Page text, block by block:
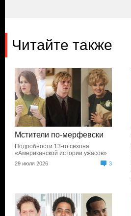
Читайте также
Мстители по-мерфевски
Подробности 13-го сезона
«Американской истории ужасов»
29 июля 2026 3